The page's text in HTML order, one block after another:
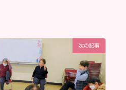
次の記事